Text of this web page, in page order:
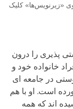
«زیرنویس‌ها» کلیک
پذیری را درون
خانواده خود و
در جامعه ای
است. او با هم
اند که همه